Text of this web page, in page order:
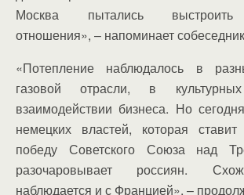
Москва пытались выстроить
отношения», – напоминает
«Потепление наблюдалось в
газовой отрасли, в
взаимодействии бизнеса. Но
немецких властей, которая
победу Советского Союза над
разочаровывает россиян.
наблюдается и с Францией», –